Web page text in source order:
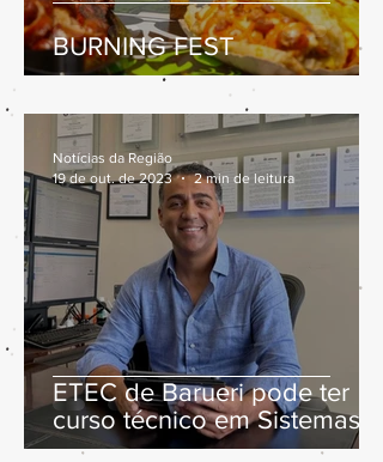
BURNING FEST
ETEC de Barueri pode ter
curso técnico em Sistemas
de Energia Renovável
Notícias da Região
19 de out. de 2023
2 min de leitura